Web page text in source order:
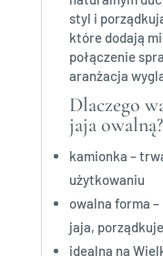
styl i
które dodają
połączenie
aranżacja
Dlaczego
jaja owalną?
kamionka –
użytkowaniu
owalna forma
jaja,
idealna na